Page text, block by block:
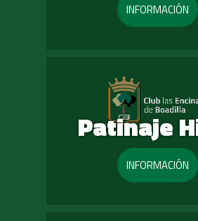
INFORMACIÓN
Patinaje
INFORMACIÓN